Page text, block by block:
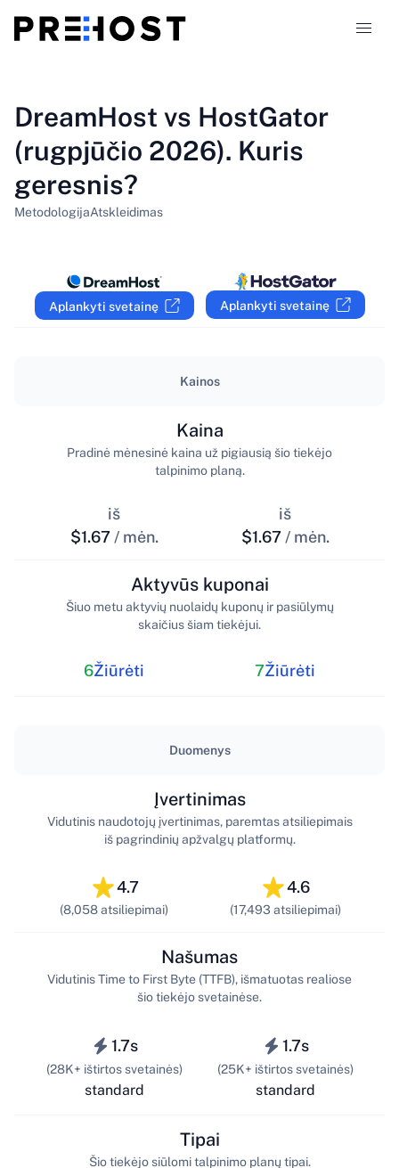
Palyginimai
Kuponai
LT
DreamHost vs HostGator
(rugpjūčio 2026). Kuris
geresnis?
MetodologijaAtskleidimas
Aplankyti svetainę Aplankyti svetainę
Kainos
iš
$1.67 / mėn.
Kaina
Pradinė mėnesinė kaina už pigiausią šio tiekėjo
talpinimo planą.
iš
$1.67 / mėn.
6Žiūrėti
Aktyvūs kuponai
Šiuo metu aktyvių nuolaidų kuponų ir pasiūlymų
skaičius šiam tiekėjui.
7Žiūrėti
Duomenys
4.7
(8,058 atsiliepimai)
Įvertinimas
Vidutinis naudotojų įvertinimas, paremtas atsiliepimais
iš pagrindinių apžvalgų platformų.
4.6
(17,493 atsiliepimai)
1.7s
(28K+ ištirtos svetainės)
standard
Našumas
Vidutinis Time to First Byte (TTFB), išmatuotas realiose
šio tiekėjo svetainėse.
1.7s
(25K+ ištirtos svetainės)
standard
Tipai
Šio tiekėjo siūlomi talpinimo planų tipai.